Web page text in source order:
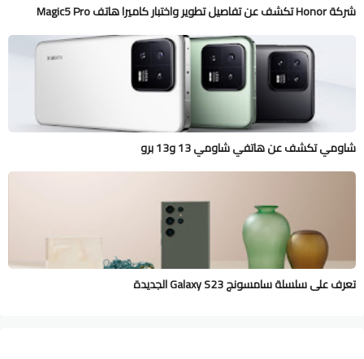
شركة Honor تكشف عن تفاصيل تطوير واختبار كاميرا هاتف Magic5 Pro
شاومي تكشف عن هاتفي شاومي 13 و13 برو
تعرف على سلسلة سامسونج Galaxy S23 الجديدة